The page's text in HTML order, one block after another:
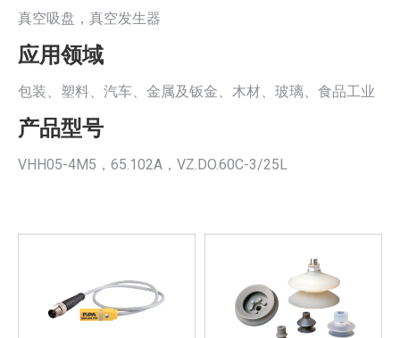
真空吸盘，真空发生器
应用领域
包装、塑料、汽车、金属及钣金、木材、玻璃、食品工业
产品型号
VHH05-4M5，65.102A，VZ.DO.60C-3/25L